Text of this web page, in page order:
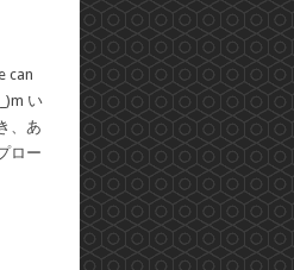
can
い
、あ
ロー